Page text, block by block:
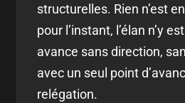
structurelles. Rien n’est
pour l’instant, l’élan n’y
avance sans direction,
avec un seul point
relégation.